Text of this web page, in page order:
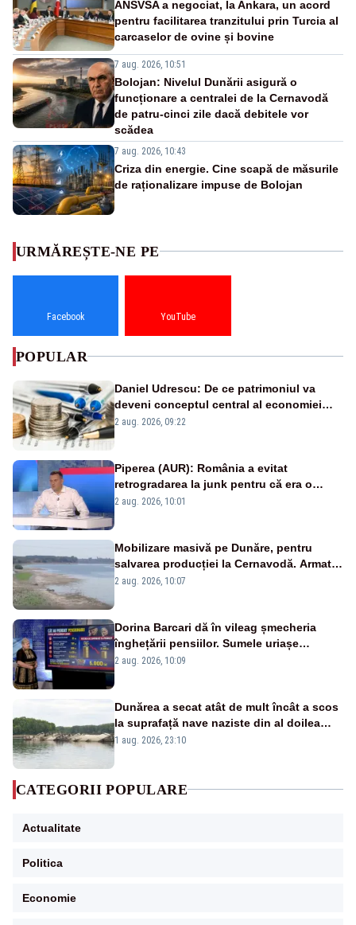
ANSVSA a negociat, la Ankara, un acord
pentru facilitarea tranzitului prin Turcia al
carcaselor de ovine și bovine
7 aug. 2026, 10:51
Bolojan: Nivelul Dunării asigură o
funcționare a centralei de la Cernavodă
de patru-cinci zile dacă debitele vor
scădea
7 aug. 2026, 10:43
Criza din energie. Cine scapă de măsurile
de raționalizare impuse de Bolojan
URMĂREȘTE-NE PE
Facebook YouTube
POPULAR
Daniel Udrescu: De ce patrimoniul va
deveni conceptul central al economiei
viitoare?
2 aug. 2026, 09:22
Piperea (AUR): România a evitat
retrogradarea la junk pentru că era o
catastrofă pentru bănci și fondurile de
2 aug. 2026, 10:01
Mobilizare masivă pe Dunăre, pentru
salvarea producției la Cernavodă. Armata
va detona o stâncă și va devia apa
2 aug. 2026, 10:07
Dorina Barcari dă în vileag șmecheria
înghețării pensiilor. Sumele uriașe
pierdute de fiecare român
2 aug. 2026, 10:09
Dunărea a secat atât de mult încât a scos
la suprafață nave naziste din al doilea
război mondial
1 aug. 2026, 23:10
CATEGORII POPULARE
Actualitate
Politica
Economie